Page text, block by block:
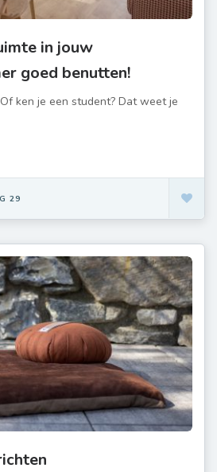
in jouw
goed benutten!
ken je een student? Dat weet je
29